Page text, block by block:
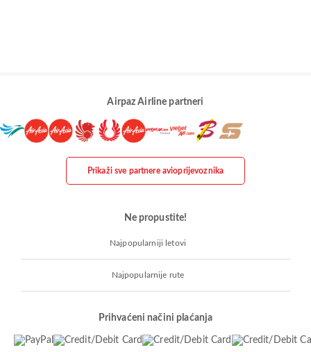
Airpaz Airline partneri
Prikaži sve partnere avioprijevoznika
Ne propustite!
Najpopularniji letovi
Najpopularnije rute
Prihvaćeni načini plaćanja